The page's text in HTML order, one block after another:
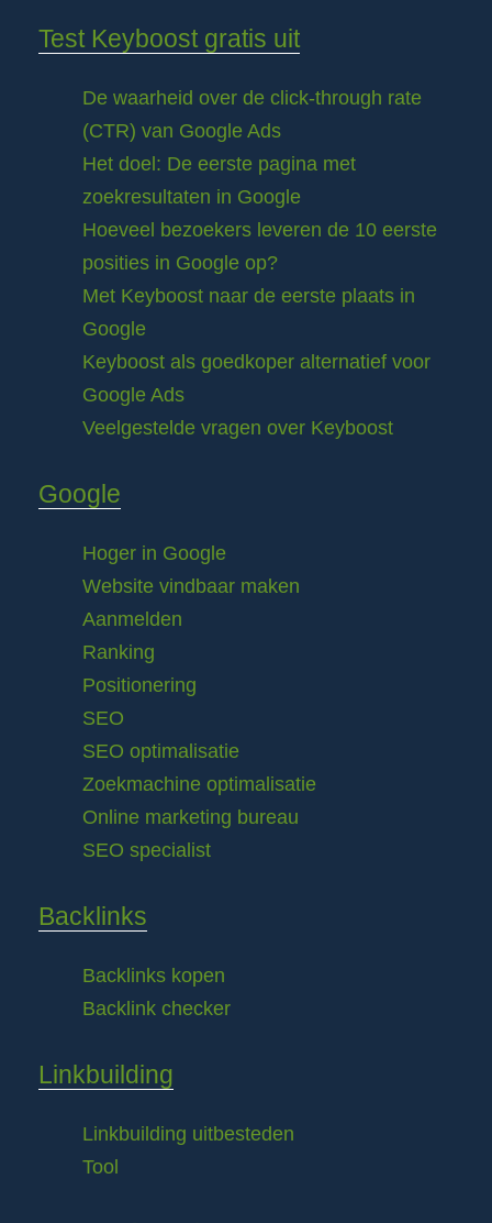
Test Keyboost gratis uit
De waarheid over de click-through rate
(CTR) van Google Ads
Het doel: De eerste pagina met
zoekresultaten in Google
Hoeveel bezoekers leveren de 10 eerste
posities in Google op?
Met Keyboost naar de eerste plaats in
Google
Keyboost als goedkoper alternatief voor
Google Ads
Veelgestelde vragen over Keyboost
Google
Hoger in Google
Website vindbaar maken
Aanmelden
Ranking
Positionering
SEO
SEO optimalisatie
Zoekmachine optimalisatie
Online marketing bureau
SEO specialist
Backlinks
Backlinks kopen
Backlink checker
Linkbuilding
Linkbuilding uitbesteden
Tool